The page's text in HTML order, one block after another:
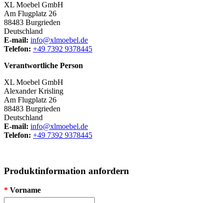
XL Moebel GmbH
Am Flugplatz 26
88483 Burgrieden
Deutschland
E-mail: info@xlmoebel.de
Telefon: +49 7392 9378445
Verantwortliche Person
XL Moebel GmbH
Alexander Krisling
Am Flugplatz 26
88483 Burgrieden
Deutschland
E-mail: info@xlmoebel.de
Telefon: +49 7392 9378445
Produktinformation anfordern
* Vorname